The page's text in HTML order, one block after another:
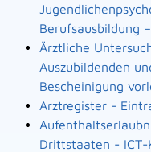
Berufsausbildung
Ärztliche
Auszubildenden
Bescheinigung
Arztregister -
Drittstaaten -